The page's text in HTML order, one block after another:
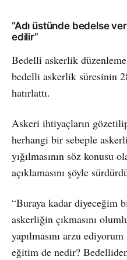
“Adı üstünde bedelse
edilir”
Bedelli askerlik
bedelli askerlik süresinin
hatırlattı.
Askeri ihtiyaçların
herhangi bir sebeple
yığılmasının söz konusu
açıklamasını şöyle
“Buraya kadar diyeceğim
askerliğin çıkmasını
yapılmasını arzu
eğitim de nedir?